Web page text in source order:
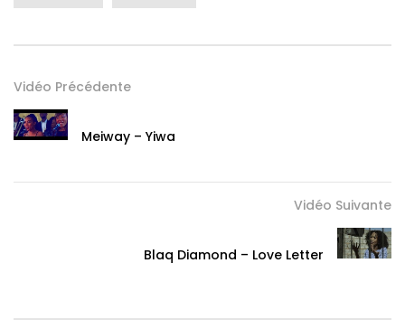
Vidéo Précédente
Meiway – Yiwa
Vidéo Suivante
Blaq Diamond – Love Letter